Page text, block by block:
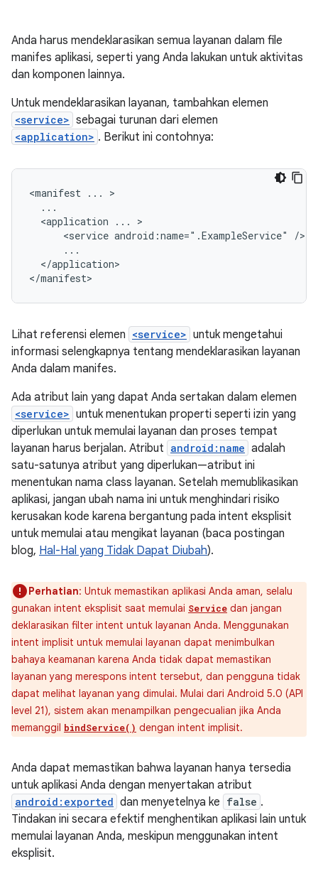
Anda harus mendeklarasikan semua layanan dalam file
manifes aplikasi, seperti yang Anda lakukan untuk aktivitas
dan komponen lainnya.
Untuk mendeklarasikan layanan, tambahkan elemen
<service> sebagai turunan dari elemen
<application> . Berikut ini contohnya:
<manifest ...
<application
...
<service android:name=".ExampleService"
</application>
</manifest>
Lihat referensi elemen <service> untuk mengetahui
informasi selengkapnya tentang mendeklarasikan layanan
Anda dalam manifes.
Ada atribut lain yang dapat Anda sertakan dalam elemen
<service> untuk menentukan properti seperti izin yang
diperlukan untuk memulai layanan dan proses tempat
layanan harus berjalan. Atribut android:name adalah
satu-satunya atribut yang diperlukan—atribut ini
menentukan nama class layanan. Setelah memublikasikan
aplikasi, jangan ubah nama ini untuk menghindari risiko
kerusakan kode karena bergantung pada intent eksplisit
untuk memulai atau mengikat layanan (baca postingan
blog, Hal-Hal yang Tidak Dapat Diubah).
Perhatian: Untuk memastikan aplikasi Anda aman, selalu
gunakan intent eksplisit saat memulai Service dan jangan
deklarasikan filter intent untuk layanan Anda. Menggunakan
intent implisit untuk memulai layanan dapat menimbulkan
bahaya keamanan karena Anda tidak dapat memastikan
layanan yang merespons intent tersebut, dan pengguna tidak
dapat melihat layanan yang dimulai. Mulai dari Android 5.0 (API
level 21), sistem akan menampilkan pengecualian jika Anda
memanggil bindService() dengan intent implisit.
Anda dapat memastikan bahwa layanan hanya tersedia
untuk aplikasi Anda dengan menyertakan atribut
android:exported dan menyetelnya ke false .
Tindakan ini secara efektif menghentikan aplikasi lain untuk
memulai layanan Anda, meskipun menggunakan intent
eksplisit.